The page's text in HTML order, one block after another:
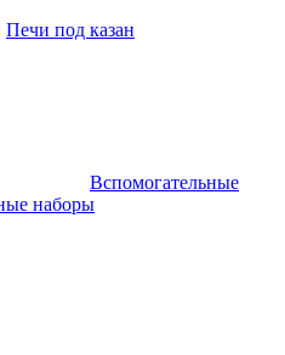
Печи под казан
Вспомогательные
наборы